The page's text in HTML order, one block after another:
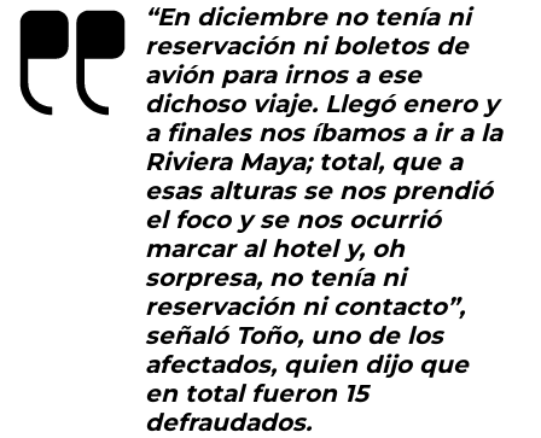
“En diciembre no tenía ni
reservación ni boletos de
avión para irnos a ese
dichoso viaje. Llegó enero y
a finales nos íbamos a ir a la
Riviera Maya; total, que a
esas alturas se nos prendió
el foco y se nos ocurrió
marcar al hotel y, oh
sorpresa, no tenía ni
reservación ni contacto”,
señaló Toño, uno de los
afectados, quien dijo que
en total fueron 15
defraudados.